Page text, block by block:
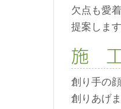
欠点も愛
提案しま
創り手の
創りあげ